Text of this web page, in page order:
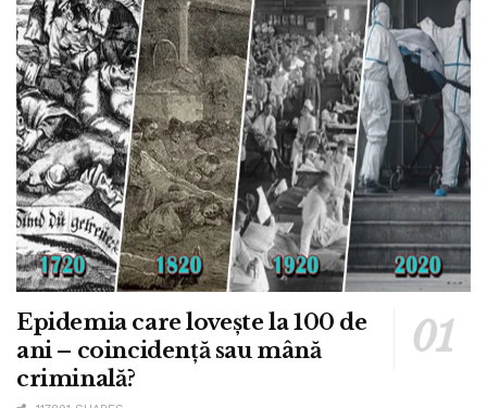
Epidemia care lovește la 100 de
ani – coincidență sau mână
criminală?